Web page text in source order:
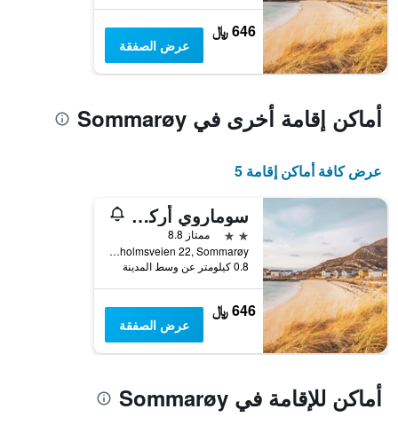
متوسط
سعر
غرفة
646 ﷼
عرض الصفقة
أماكن إقامة أخرى في Sommarøy
عرض كافة أماكن إقامة 5
سوماروي أركتيك هوتل ترومسو
2 نجمتين
ممتاز 8.8
Skipsholmsveien 22, Sommarøy, مقاطعة ترومس, النرويج
0.8 كيلومتر عن وسط المدينة
646 ﷼
عرض الصفقة
أماكن للإقامة في Sommarøy